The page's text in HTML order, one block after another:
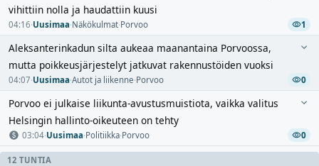
vihittiin nolla ja haudattiin kuusi
04:16·Uusimaa·Näkökulmat·Porvoo 1
Aleksanterinkadun silta aukeaa maanantaina Porvoossa,
mutta poikkeusjärjestelyt jatkuvat rakennustöiden vuoksi
04:07·Uusimaa·Autot ja liikenne·Porvoo 0
Porvoo ei julkaise liikunta-avustusmuistiota, vaikka valitus
Helsingin hallinto-oikeuteen on tehty
03:04·Uusimaa·Politiikka·Porvoo 0
12 TUNTIA